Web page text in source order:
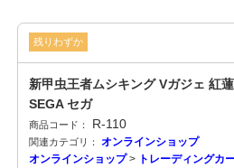
残りわずか
新甲虫王者ムシキング Vガジェ 紅
SEGA セガ
商品コード： R-110
関連カテゴリ：
オンラインショップ
オンラインショップ> トレーディングカ